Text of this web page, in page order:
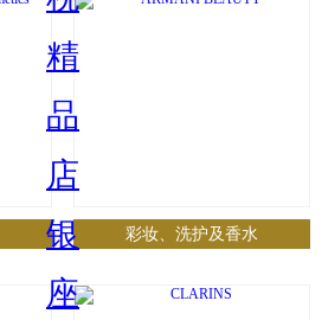
彩妆、洗护及香水